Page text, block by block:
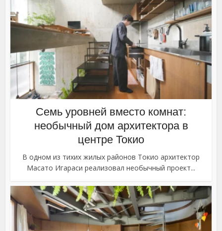
Семь уровней вместо комнат:
необычный дом архитектора в
центре Токио
В одном из тихих жилых районов Токио архитектор
Масато Игараси реализовал необычный проект...